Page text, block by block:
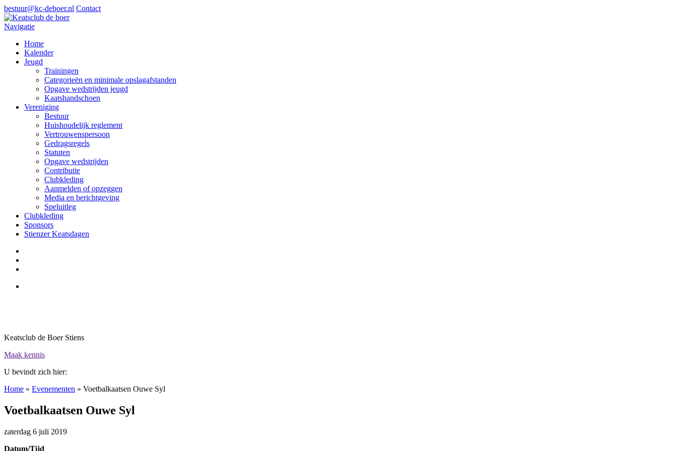
bestuur@kc-deboer.nl Contact
Navigatie
Home
Kalender
Jeugd
Trainingen
Categorieën en minimale opslagafstanden
Opgave wedstrijden jeugd
Kaatshandschoen
Vereniging
Bestuur
Huishoudelijk reglement
Vertrouwenspersoon
Gedragsregels
Statuten
Opgave wedstrijden
Contributie
Clubkleding
Aanmelden of opzeggen
Media en berichtgeving
Speluitleg
Clubkleding
Sponsors
Stienzer Keatsdagen
Keatsclub de Boer Stiens
Maak kennis
U bevindt zich hier:
Home » Evenementen » Voetbalkaatsen Ouwe Syl
Voetbalkaatsen Ouwe Syl
zaterdag 6 juli 2019
Datum/Tijd